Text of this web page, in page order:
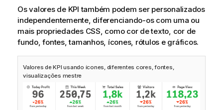
Os valores de KPI também podem ser personalizados
independentemente, diferenciando-os com uma ou
mais propriedades CSS, como cor de texto, cor de
fundo, fontes, tamanhos, ícones, rótulos e gráficos.
Valores de KPI usando ícones, diferentes cores, fontes,
visualizações mestre